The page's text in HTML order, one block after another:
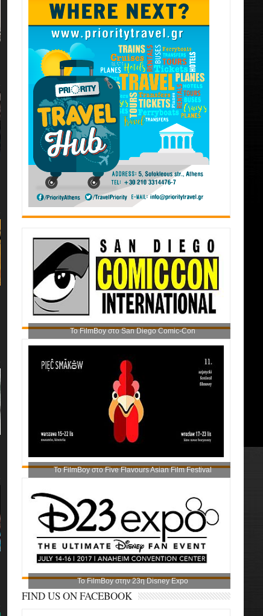
Το FilmBoy στο San Diego Comic-Con
Το FilmBoy στο Five Flavours Asian Film Festival
Το FilmBoy στην 23η Disney Expo
FIND US ON FACEBOOK